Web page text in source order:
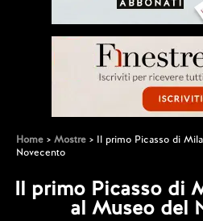
Home Mostre
Il primo Picasso di
Novecento
Il primo Picasso di
al Museo del